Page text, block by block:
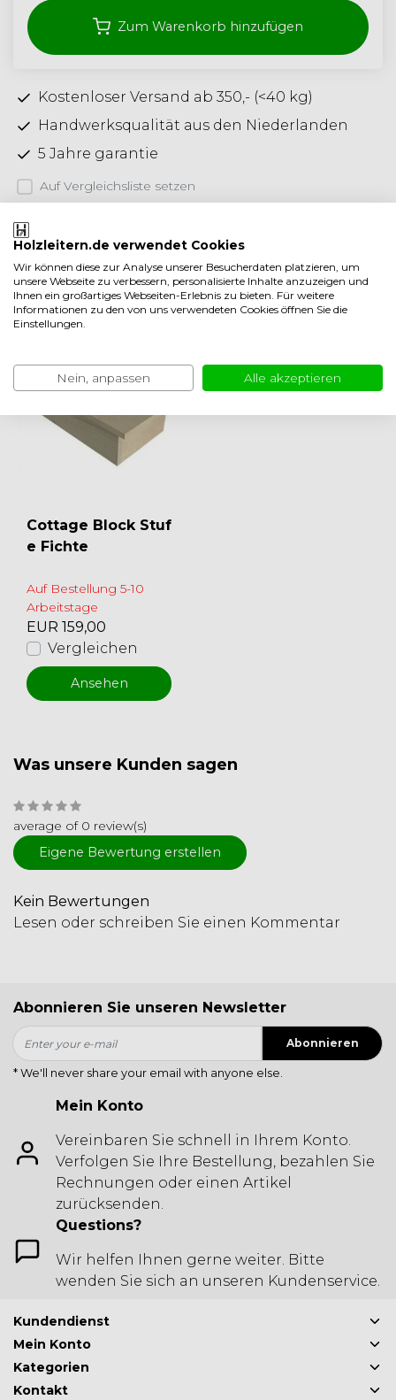
Zum Warenkorb hinzufügen
Kostenloser Versand ab 350,- (<40 kg)
Handwerksqualität aus den Niederlanden
5 Jahre garantie
Auf Vergleichsliste setzen
Produktbeschreibung
Produktinformation
Weniger anzeigen
Verwandte produkte
Cottage Block Stuf
e Fichte
Auf Bestellung 5-10
Arbeitstage
EUR 159,00
Vergleichen
Ansehen
Was unsere Kunden sagen
average of 0 review(s)
Eigene Bewertung erstellen
Kein Bewertungen
Lesen oder schreiben Sie einen Kommentar
Abonnieren Sie unseren Newsletter
Abonnieren
* We'll never share your email with anyone else.
Mein Konto
Vereinbaren Sie schnell in Ihrem Konto.
Verfolgen Sie Ihre Bestellung, bezahlen Sie
Rechnungen oder einen Artikel
zurücksenden.
Questions?
Wir helfen Ihnen gerne weiter. Bitte
wenden Sie sich an unseren Kundenservice.
Kundendienst
Mein Konto
Kategorien
Kontakt
Holzleitern.de verwendet Cookies
Wir können diese zur Analyse unserer Besucherdaten platzieren, um
unsere Webseite zu verbessern, personalisierte Inhalte anzuzeigen und
Ihnen ein großartiges Webseiten-Erlebnis zu bieten. Für weitere
Informationen zu den von uns verwendeten Cookies öffnen Sie die
Einstellungen.
Nein, anpassen Alle akzeptieren